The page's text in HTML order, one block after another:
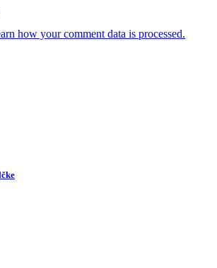
how your comment data is processed.